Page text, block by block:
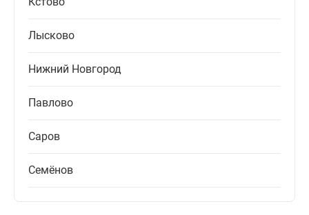
Лысково
Нижний Новгород
Павлово
Саров
Семёнов